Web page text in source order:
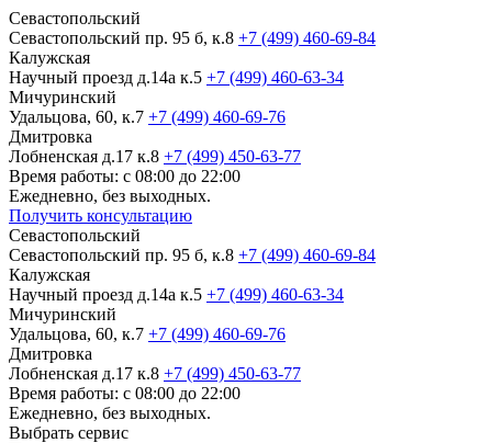
Севастопольский
Севастопольский пр. 95 б, к.8 +7 (499) 460-69-84
Калужская
Научный проезд д.14а к.5 +7 (499) 460-63-34
Мичуринский
Удальцова, 60, к.7 +7 (499) 460-69-76
Дмитровка
Лобненская д.17 к.8 +7 (499) 450-63-77
Время работы: с 08:00 до 22:00
Ежедневно, без выходных.
Получить консультацию
Севастопольский
Севастопольский пр. 95 б, к.8 +7 (499) 460-69-84
Калужская
Научный проезд д.14а к.5 +7 (499) 460-63-34
Мичуринский
Удальцова, 60, к.7 +7 (499) 460-69-76
Дмитровка
Лобненская д.17 к.8 +7 (499) 450-63-77
Время работы: с 08:00 до 22:00
Ежедневно, без выходных.
Выбрать сервис